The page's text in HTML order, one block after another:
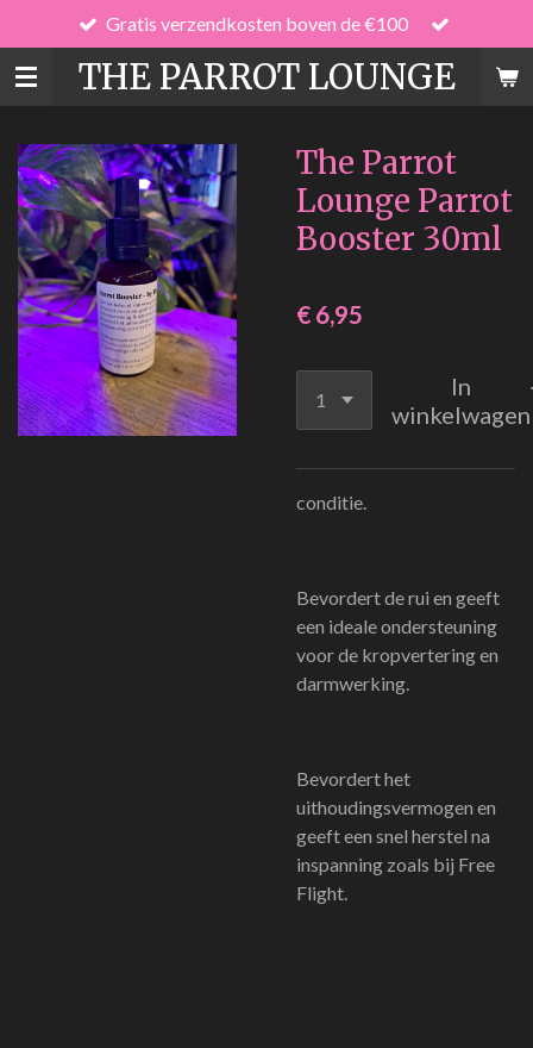
direct
naar
de
THE PARROT LOUNGE
Gratis verzendkosten boven de €100
The Parrot
Lounge Parrot
Booster 30ml
€ 6,95
In
winkelwagen
conditie.
Bevordert de rui en geeft
een ideale ondersteuning
voor de kropvertering en
darmwerking.
Bevordert het
uithoudingsvermogen en
geeft een snel herstel na
inspanning zoals bij Free
Flight.